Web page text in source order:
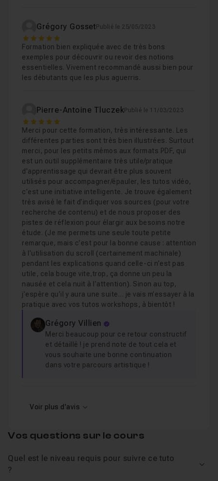
formation.
Je reste disponible dans le
répondre à vos éventuelles questions.
En complément avec cetteformation théorique
mise en pratique. :
Workshop 1
Workshop 2
Workshop 3
Une bonne formation à tous !
Grégory Gosset Publié le 25/05/2023
5
Formation bien expliquée avec de très bons
exemples pour découvrir ou revoir des notions
essentielles. Vivement recommandé aussi bien pour
les débutants que les plus aguerris.
Pierre-Antoine TluczekPublié le 11/03/2023
5
Merci pour cette formation, très intéressante. Les
différentes parties sont très bien illustrées. Surtout
merci, pour les petits mémos aux formats PDF, qui
est un outil supplémentaire très utile/pratique
d’apprentissage qui devrait être plus souvent
utilisés pour accompagner/épauler, les tutos vidéo,
c’est une initiative intelligente. Je trouve également
très avisé le fait d’indiquer vos sources (pour votre
recherche de contenu) et de nous proposer des
pistes de réflexion pour élargir aux besoins notre
étude. (Je me permets une seule toute petite
remarque, mais c’est pour la bonne cause : attention
à l’utilisation du scroll (certainement machinale)
pendant les explications quand celle-ci n’est pas
utile, cela bouge vite,trop, ça donne un peu la
nausée et cela nuit à l’attention). Sinon au top,
j’espère qu’il y aura une suite… je vais m’essayer à la
pratique avec vos tutos workshops, à bientôt !
Grégory Villien
Merci beaucoup pour ce retour constructif
et détaillé ! je prend note de tout cela et
vous souhaite une bonne continuation
dans votre parcours artistique !
Voir plus d'avis
Vos questions sur le cours
Quel est le niveau requis pour suivre ce tuto
?